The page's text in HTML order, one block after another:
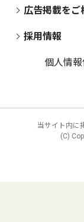
広告掲載をご
採用情報
個人情
当サイト内に
(C)